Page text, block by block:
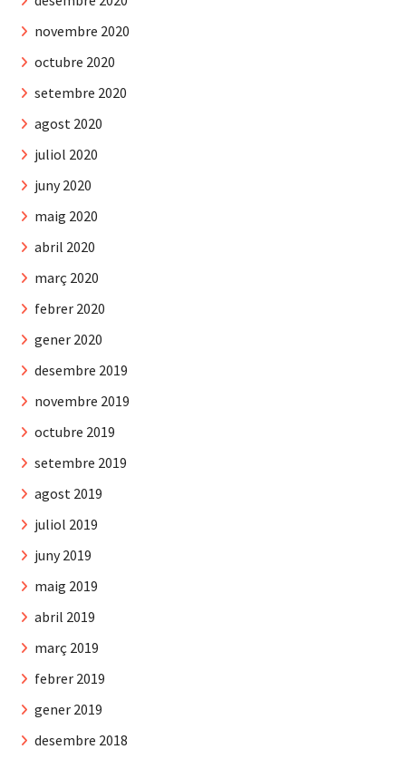
novembre 2020
octubre 2020
setembre 2020
agost 2020
juliol 2020
juny 2020
maig 2020
abril 2020
març 2020
febrer 2020
gener 2020
desembre 2019
novembre 2019
octubre 2019
setembre 2019
agost 2019
juliol 2019
juny 2019
maig 2019
abril 2019
març 2019
febrer 2019
gener 2019
desembre 2018